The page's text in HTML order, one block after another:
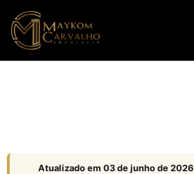
Atualizado em 03 de junho de 2026